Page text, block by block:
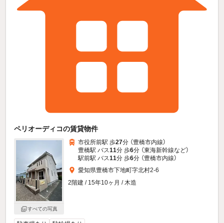
ペリオーディコの賃貸物件
すべての写真
市役所前駅 歩27分 （豊橋市内線）
豊橋駅 バス11分 歩6分 （東海新幹線など）
駅前駅 バス11分 歩6分 （豊橋市内線）
愛知県豊橋市下地町字北村2-6
2階建 / 15年10ヶ月 / 木造